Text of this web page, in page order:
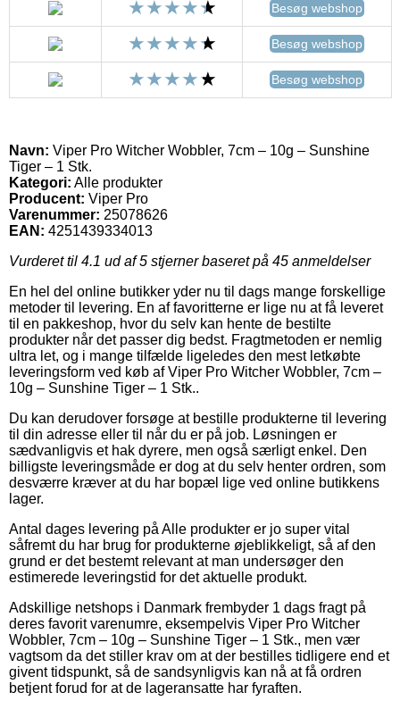
Besøg webshop
Besøg webshop
Besøg webshop
Navn: Viper Pro Witcher Wobbler, 7cm – 10g – Sunshine
Tiger – 1 Stk.
Kategori: Alle produkter
Producent: Viper Pro
Varenummer: 25078626
EAN: 4251439334013
Vurderet til 4.1 ud af 5 stjerner baseret på 45 anmeldelser
En hel del online butikker yder nu til dags mange forskellige
metoder til levering. En af favoritterne er lige nu at få leveret
til en pakkeshop, hvor du selv kan hente de bestilte
produkter når det passer dig bedst. Fragtmetoden er nemlig
ultra let, og i mange tilfælde ligeledes den mest letkøbte
leveringsform ved køb af Viper Pro Witcher Wobbler, 7cm –
10g – Sunshine Tiger – 1 Stk..
Du kan derudover forsøge at bestille produkterne til levering
til din adresse eller til når du er på job. Løsningen er
sædvanligvis et hak dyrere, men også særligt enkel. Den
billigste leveringsmåde er dog at du selv henter ordren, som
desværre kræver at du har bopæl lige ved online butikkens
lager.
Antal dages levering på Alle produkter er jo super vital
såfremt du har brug for produkterne øjeblikkeligt, så af den
grund er det bestemt relevant at man undersøger den
estimerede leveringstid for det aktuelle produkt.
Adskillige netshops i Danmark frembyder 1 dags fragt på
deres favorit varenumre, eksempelvis Viper Pro Witcher
Wobbler, 7cm – 10g – Sunshine Tiger – 1 Stk., men vær
vagtsom da det stiller krav om at der bestilles tidligere end et
givent tidspunkt, så de sandsynligvis kan nå at få ordren
betjent forud for at de lageransatte har fyraften.